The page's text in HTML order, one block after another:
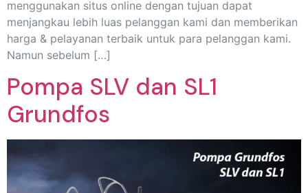
menggunakan situs online dengan tujuan dapat
menjangkau lebih luas pelanggan kami dan memberikan
harga & pelayanan terbaik untuk para pelanggan kami.
Namun sebelum […]
Pompa SLV dan SL1
Grundfos